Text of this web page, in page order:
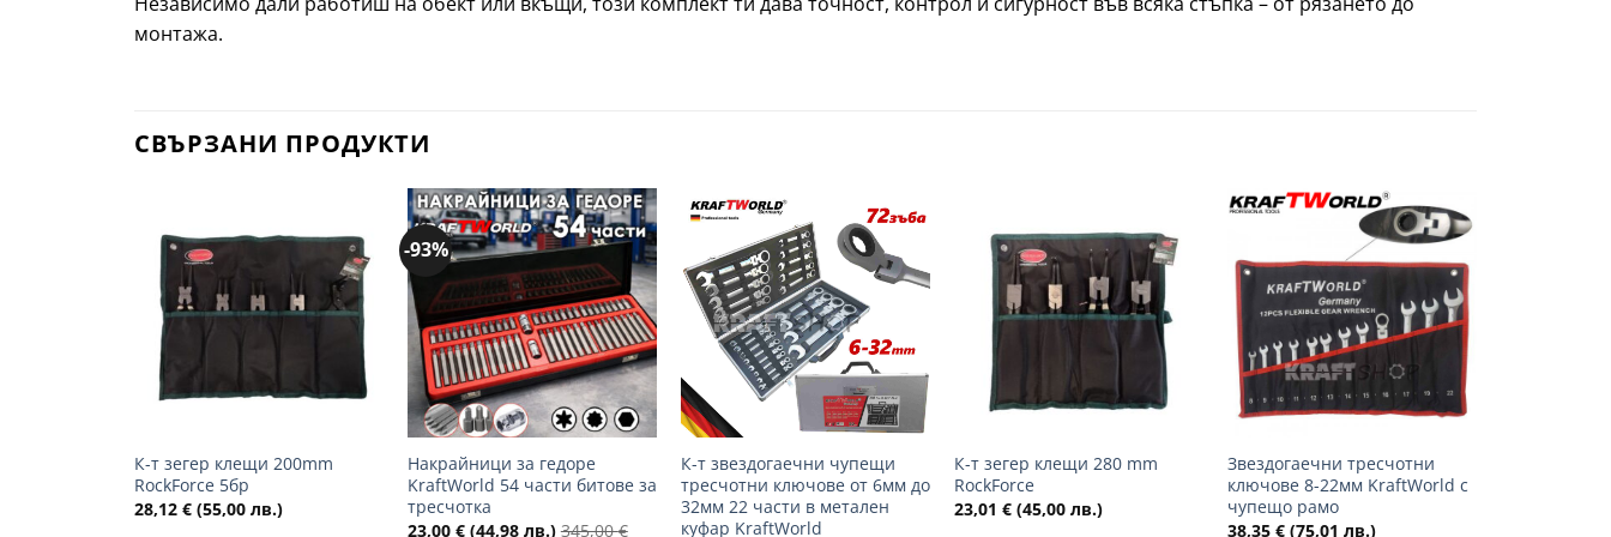
монтажа.
СВЪРЗАНИ ПРОДУКТИ
Добави
в
желани
К-т зегер клещи 200mm
RockForce 5бр
28,12 € (55,00 лв.)
-93%
Добави
в
желани
+
Накрайници за гедоре
KraftWorld 54 части битове за
тресчотка
23,00 € (44,98 лв.) 345,00€
Добави
в
желани
+
К-т звездогаечни чупещи
тресчотни ключове от 6мм до
32мм 22 части в метален
куфар KraftWorld
Добави
в
желани
+
К-т зегер клещи 280 mm
RockForce
23,01 € (45,00 лв.)
в
желани
+
Звездогаечни тресчотни
ключове 8-22мм KraftWorld с
чупещо рамо
38,35 € (75,01 лв.)